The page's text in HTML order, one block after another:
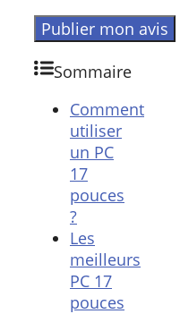
Sommaire
Comment
utiliser
un PC
17
pouces
?
Les
meilleurs
PC 17
pouces